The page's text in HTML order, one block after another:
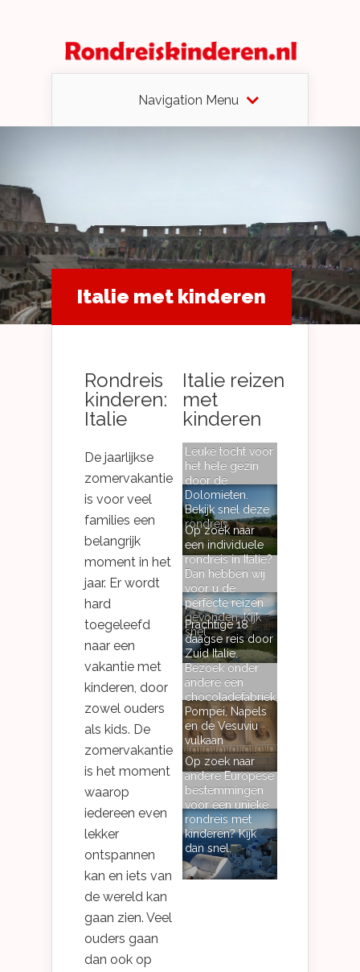
Navigation Menu
Italie met kinderen
Rondreis
kinderen:
Italie
De jaarlijkse
zomervakantie
is voor veel
families een
belangrijk
moment in het
jaar. Er wordt
hard
toegeleefd
naar een
vakantie met
kinderen, door
zowel ouders
als kids. De
zomervakantie
is het moment
waarop
iedereen even
lekker
ontspannen
kan en iets van
de wereld kan
gaan zien. Veel
ouders gaan
dan ook op
Italie reizen
met
kinderen
Leuke tocht voor
het hele gezin
door de
Dolomieten.
Bekijk snel deze
rondreis.
Op zoek naar
een individuele
rondreis in Italie?
Dan hebben wij
voor u de
perfecte reizen
gevonden. Kijk
snel
Prachtige 18
daagse reis door
Zuid Italie.
Bezoek onder
andere een
chocoladefabriek,
Pompei, Napels
en de Vesuviu
vulkaan
Op zoek naar
andere Europese
bestemmingen
voor een unieke
rondreis met
kinderen? Kijk
dan snel.